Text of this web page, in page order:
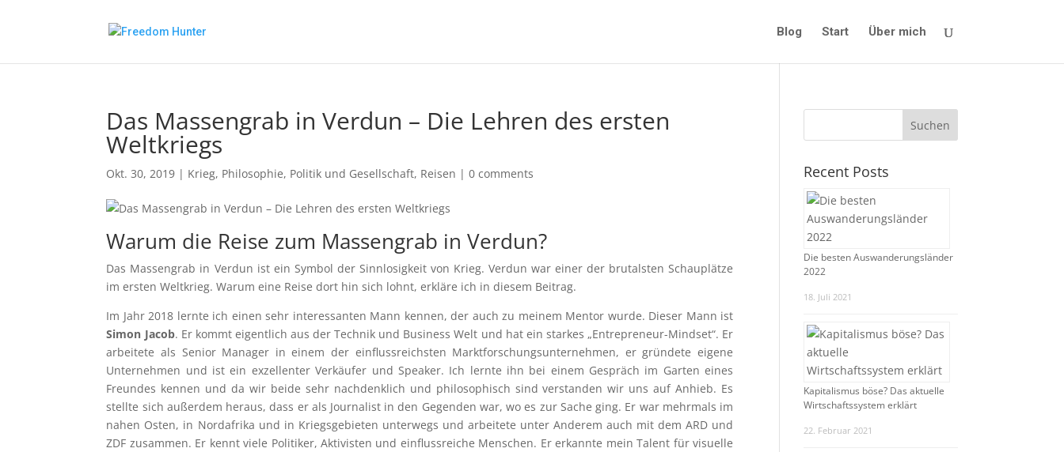
Blog Start Über mich
Das Massengrab in Verdun – Die Lehren des ersten
Weltkriegs
Okt. 30, 2019 | Krieg, Philosophie, Politik und Gesellschaft, Reisen |0 comments
Warum die Reise zum Massengrab in Verdun?
Das Massengrab in Verdun ist ein Symbol der Sinnlosigkeit von Krieg. Verdun war einer der brutalsten Schauplätze
im ersten Weltkrieg. Warum eine Reise dort hin sich lohnt, erkläre ich in diesem Beitrag.
Im Jahr 2018 lernte ich einen sehr interessanten Mann kennen, der auch zu meinem Mentor wurde. Dieser Mann ist
Simon Jacob. Er kommt eigentlich aus der Technik und Business Welt und hat ein starkes „Entrepreneur-Mindset“. Er
arbeitete als Senior Manager in einem der einflussreichsten Marktforschungsunternehmen, er gründete eigene
Unternehmen und ist ein exzellenter Verkäufer und Speaker. Ich lernte ihn bei einem Gespräch im Garten eines
Freundes kennen und da wir beide sehr nachdenklich und philosophisch sind verstanden wir uns auf Anhieb. Es
stellte sich außerdem heraus, dass er als Journalist in den Gegenden war, wo es zur Sache ging. Er war mehrmals im
nahen Osten, in Nordafrika und in Kriegsgebieten unterwegs und arbeitete unter Anderem auch mit dem ARD und
ZDF zusammen. Er kennt viele Politiker, Aktivisten und einflussreiche Menschen. Er erkannte mein Talent für visuelle
Recent Posts
Die besten Auswanderungsländer
2022
18. Juli 2021
Kapitalismus böse? Das aktuelle
Wirtschaftssystem erklärt
22. Februar 2021